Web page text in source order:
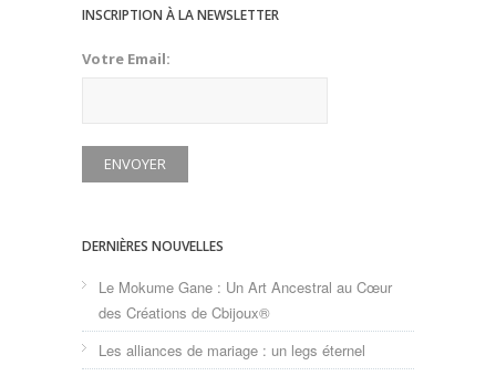
INSCRIPTION À LA NEWSLETTER
Votre Email:
DERNIÈRES NOUVELLES
Le Mokume Gane : Un Art Ancestral au Cœur
des Créations de Cbijoux®
Les alliances de mariage : un legs éternel